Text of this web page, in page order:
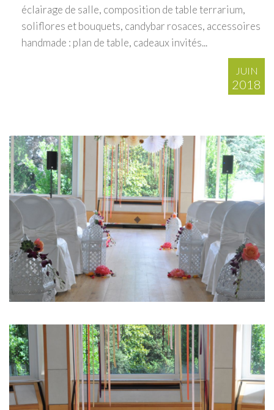
éclairage de salle, composition de table terrarium,
soliflores et bouquets, candybar rosaces, accessoires
handmade : plan de table, cadeaux invités...
JUIN
2018